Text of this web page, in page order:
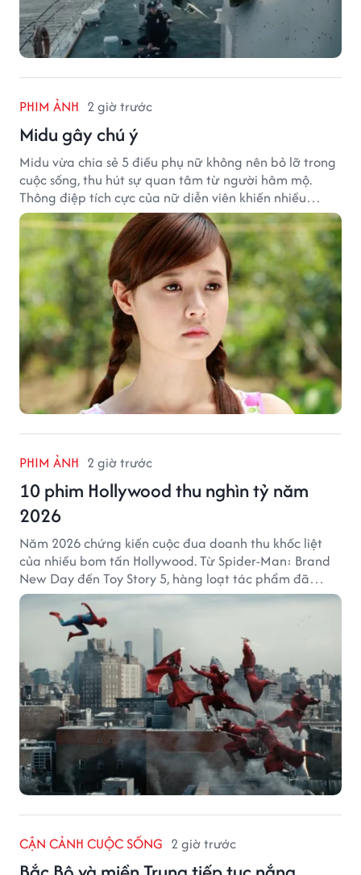
PHIM ẢNH 2 giờ trước
Midu gây chú ý
Midu vừa chia sẻ 5 điều phụ nữ không nên bỏ lỡ trong
cuộc sống, thu hút sự quan tâm từ người hâm mộ.
Thông điệp tích cực của nữ diễn viên khiến nhiều
người đồng cảm khi nhìn lại hành trình sự nghiệp và
hạnh phúc hiện tại của cô.
PHIM ẢNH 2 giờ trước
10 phim Hollywood thu nghìn tỷ năm
2026
Năm 2026 chứng kiến cuộc đua doanh thu khốc liệt
của nhiều bom tấn Hollywood. Từ Spider-Man: Brand
New Day đến Toy Story 5, hàng loạt tác phẩm đã
mang về hàng chục nghìn tỷ đồng và tạo nên những
cột mốc đáng nhớ tại phòng vé toàn cầu.
CẬN CẢNH CUỘC SỐNG 2 giờ trước